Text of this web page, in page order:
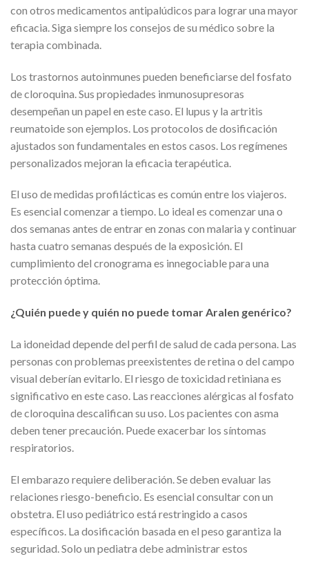
con otros medicamentos antipalúdicos para lograr una mayor
eficacia. Siga siempre los consejos de su médico sobre la
terapia combinada.
Los trastornos autoinmunes pueden beneficiarse del fosfato
de cloroquina. Sus propiedades inmunosupresoras
desempeñan un papel en este caso. El lupus y la artritis
reumatoide son ejemplos. Los protocolos de dosificación
ajustados son fundamentales en estos casos. Los regímenes
personalizados mejoran la eficacia terapéutica.
El uso de medidas profilácticas es común entre los viajeros.
Es esencial comenzar a tiempo. Lo ideal es comenzar una o
dos semanas antes de entrar en zonas con malaria y continuar
hasta cuatro semanas después de la exposición. El
cumplimiento del cronograma es innegociable para una
protección óptima.
¿Quién puede y quién no puede tomar Aralen genérico?
La idoneidad depende del perfil de salud de cada persona. Las
personas con problemas preexistentes de retina o del campo
visual deberían evitarlo. El riesgo de toxicidad retiniana es
significativo en este caso. Las reacciones alérgicas al fosfato
de cloroquina descalifican su uso. Los pacientes con asma
deben tener precaución. Puede exacerbar los síntomas
respiratorios.
El embarazo requiere deliberación. Se deben evaluar las
relaciones riesgo-beneficio. Es esencial consultar con un
obstetra. El uso pediátrico está restringido a casos
específicos. La dosificación basada en el peso garantiza la
seguridad. Solo un pediatra debe administrar estos